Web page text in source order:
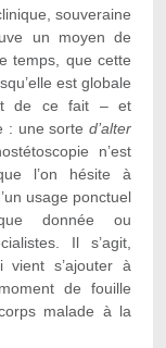
souveraine
un moyen de
temps, que cette
est globale
de ce fait – et
: une sorted’alter
n’est
l’on hésite à
usage ponctuel
donnée ou
Il s’agit,
vient s’ajouter à
de fouille
malade à la